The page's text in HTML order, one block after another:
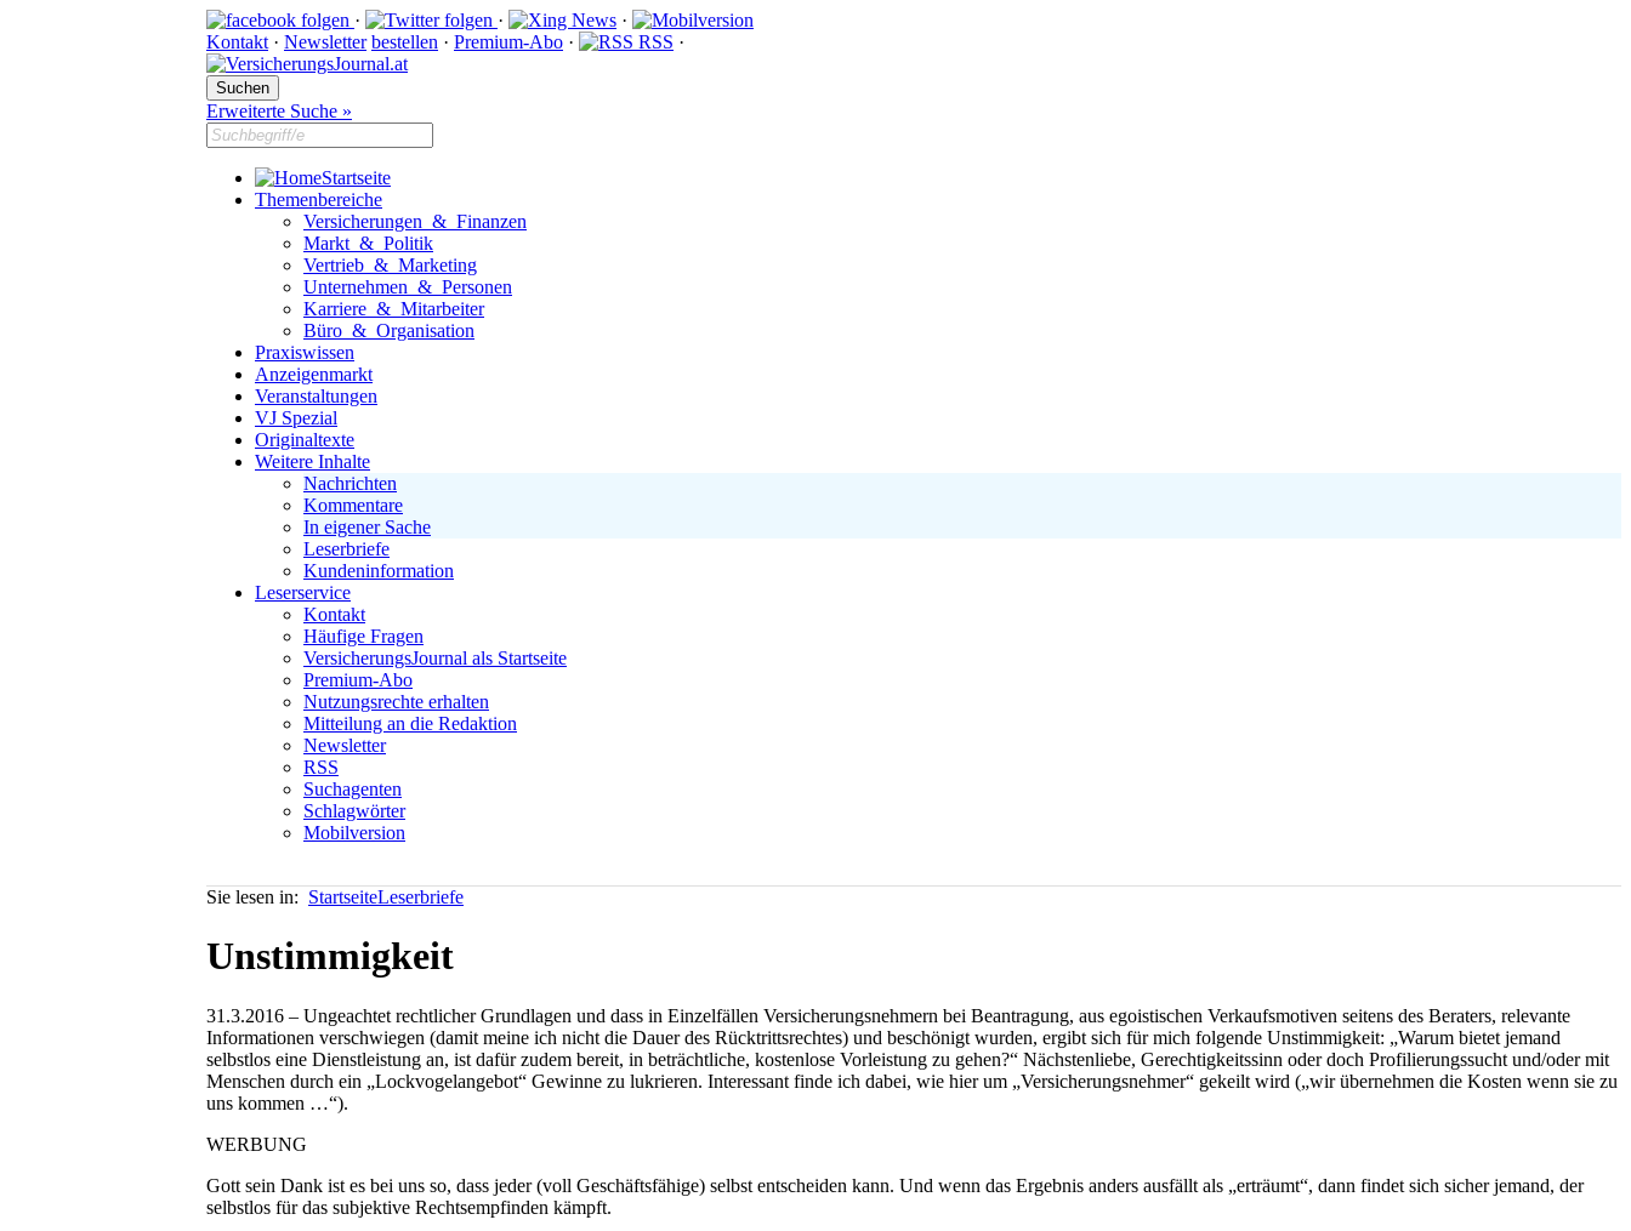
· ·
·
Kontakt · Newsletter bestellen · Premium-Abo · RSS ·
Erweiterte Suche »
Startseite
Themenbereiche
Versicherungen & Finanzen
Markt & Politik
Vertrieb & Marketing
Unternehmen & Personen
Karriere & Mitarbeiter
Büro & Organisation
Praxiswissen
Anzeigenmarkt
Veranstaltungen
VJ Spezial
Originaltexte
Weitere Inhalte
Nachrichten
Kommentare
In eigener Sache
Leserbriefe
Kundeninformation
Leserservice
Kontakt
Häufige Fragen
VersicherungsJournal als Startseite
Premium-Abo
Nutzungsrechte erhalten
Mitteilung an die Redaktion
Newsletter
RSS
Suchagenten
Schlagwörter
Mobilversion
Sie lesen in: StartseiteLeserbriefe
Unstimmigkeit
31.3.2016 – Ungeachtet rechtlicher Grundlagen und dass in Einzelfällen Versicherungsnehmern bei Beantragung, aus egoistischen Verkaufsmotiven seitens des Beraters, relevante
Informationen verschwiegen (damit meine ich nicht die Dauer des Rücktrittsrechtes) und beschönigt wurden, ergibt sich für mich folgende Unstimmigkeit: „Warum bietet jemand
selbstlos eine Dienstleistung an, ist dafür zudem bereit, in beträchtliche, kostenlose Vorleistung zu gehen?“ Nächstenliebe, Gerechtigkeitssinn oder doch Profilierungssucht und/oder mit
Menschen durch ein „Lockvogelangebot“ Gewinne zu lukrieren. Interessant finde ich dabei, wie hier um „Versicherungsnehmer“ gekeilt wird („wir übernehmen die Kosten wenn sie zu
uns kommen …“).
WERBUNG
Gott sein Dank ist es bei uns so, dass jeder (voll Geschäftsfähige) selbst entscheiden kann. Und wenn das Ergebnis anders ausfällt als „erträumt“, dann findet sich sicher jemand, der
selbstlos für das subjektive Rechtsempfinden kämpft.